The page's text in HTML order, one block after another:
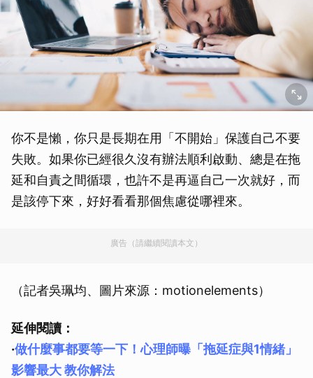
你不是懶，你只是長期在用「不開始」保護自己不要
失敗。如果你已經很久沒有辦法順利啟動、總是在拖
延和自責之間循環，也許不是再逼自己一次就好，而
是該停下來，好好看看那個焦慮從哪裡來。
廣告（請繼續閱讀本文）
（記者吳珮均、圖片來源：motionelements）
延伸閱讀：
·做什麼事都要等一下！心理師曝「拖延症與1情緒」
影響最大 教你解法